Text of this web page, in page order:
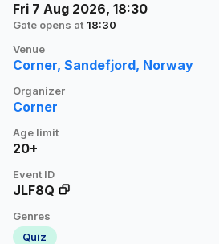
Fri 7 Aug 2026, 18:30
Gate opens at 18:30
Venue
Corner, Sandefjord, Norway
Organizer
Corner
Age limit
20+
Event ID
JLF8Q
Genres
Quiz